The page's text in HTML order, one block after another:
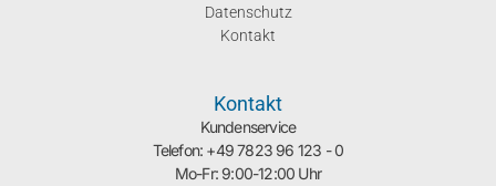
Datenschutz
Kontakt
Kontakt
Kundenservice
Telefon: +49 7823 96 123 - 0
Mo-Fr: 9:00-12:00 Uhr